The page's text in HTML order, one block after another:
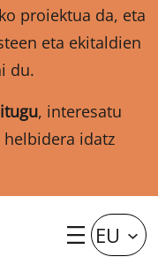
proiektua da, eta
eta ekitaldien
du.
, interesatu
helbidera idatz
EU